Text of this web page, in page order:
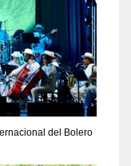
del Bolero